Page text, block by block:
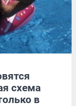
схема
в